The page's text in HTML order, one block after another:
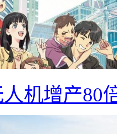
机增产80